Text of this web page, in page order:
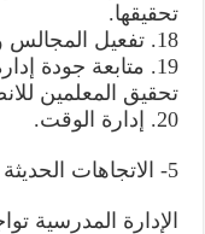
تحقيقها.
18. تفعيل المجالس واللجان واللوائح الإرشادية
19. متابعة جودة
تحقيق المعلمين
20. إدارة الوقت.
5- الاتجاهات الحديثة في الإدارة المدرسية المعاصرة:
الإدارة المدرسية